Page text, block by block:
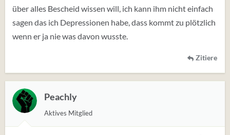
nach wie es dir geht? Wenn sie es tun dann sei ehrlich
und sag ihnen einfach was dir auf dem Herzen liegt. Wie
sein, dass du dich an sie gewandt hast und dir helfen
Zu deiner Situation kann ich nur sagen, Depression und
Suizid sind Dinge an die du auf keinen Fall Vorschnell
denken darfst. Ich bin mir sicher es lohnt sich für dich
über alles Bescheid wissen will, ich kann ihm nicht einfach
sagen das ich Depressionen habe, dass kommt zu plötzlich
wenn er ja nie was davon wusste.
Zitiere
Peachly
Aktives Mitglied